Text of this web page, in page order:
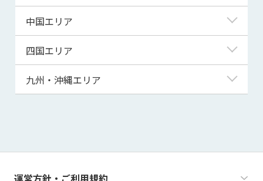
秋田県
山形県
千葉県
茨城県
群馬県
福井県
山梨県
長野県
静岡県
三重県
滋賀県
京都府
大阪府
兵庫県
和歌山県
中国エリア
鳥取県
島根県
山口県
四国エリア
徳島県
高知県
九州・沖縄エリア
運営方針・ご利用規約